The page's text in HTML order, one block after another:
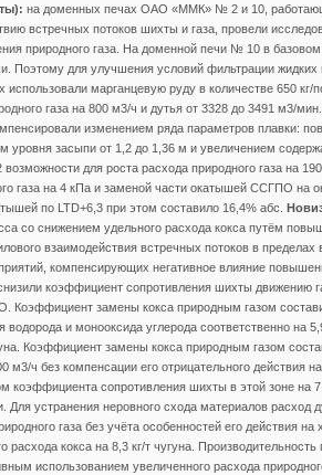
на доменных печах ОАО «ММК» № 2 и 10,
встречных потоков шихты и газа, провели
природного газа. На доменной печи № 10 в
Поэтому для улучшения условий фильтрации жидких
марганцевую руду в количестве 650 кг/
газа на 800 м3/ч и дутья от 3328 до 3491 м3/
изменением ряда параметров плавки:
уровня засыпи от 1,2 до 1,36 м и увеличением
для роста расхода природного газа на
газа на 4 кПа и заменой части окатышей ССГПО на
по LTD+6,3 при этом составило 16,4% абс.
со снижением удельного расхода кокса путём
взаимодействия встречных потоков в пределах
компенсирующих негативное влияние
коэффициент сопротивления шихты движению
Коэффициент замены кокса природным газом
водорода и монооксида углерода соответственно на
Коэффициент замены кокса природным газом
м3/ч без компенсации его отрицательного действия
коэффициента сопротивления шихты в этой зоне на
Для устранения неровного схода материалов расход
газа без учёта особенностей его действия
расхода кокса на 8,3 кг/т чугуна. Производительность
использованием увеличенного расхода